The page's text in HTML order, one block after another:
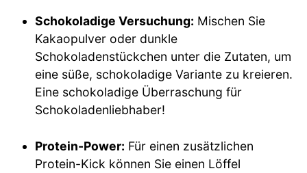
Schokoladige Versuchung: Mischen Sie
Kakaopulver oder dunkle
Schokoladenstückchen unter die Zutaten, um
eine süße, schokoladige Variante zu kreieren.
Eine schokoladige Überraschung für
Schokoladenliebhaber!
Protein-Power: Für einen zusätzlichen
Protein-Kick können Sie einen Löffel